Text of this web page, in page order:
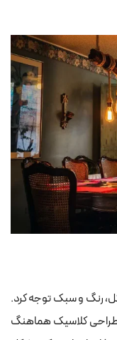
رنگ و سبک توجه کرد.
طراحی کلاسیک هماهنگ